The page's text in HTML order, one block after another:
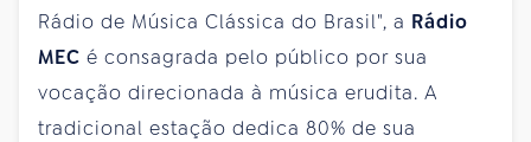
Rádio de Música Clássica do Brasil", a Rádio
MEC é consagrada pelo público por sua
vocação direcionada à música erudita. A
tradicional estação dedica 80% de sua